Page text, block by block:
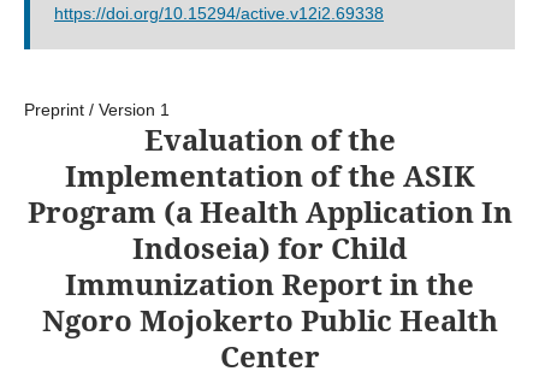
https://doi.org/10.15294/active.v12i2.69338
Preprint / Version 1
Evaluation of the
Implementation of the ASIK
Program (a Health Application In
Indoseia) for Child
Immunization Report in the
Ngoro Mojokerto Public Health
Center